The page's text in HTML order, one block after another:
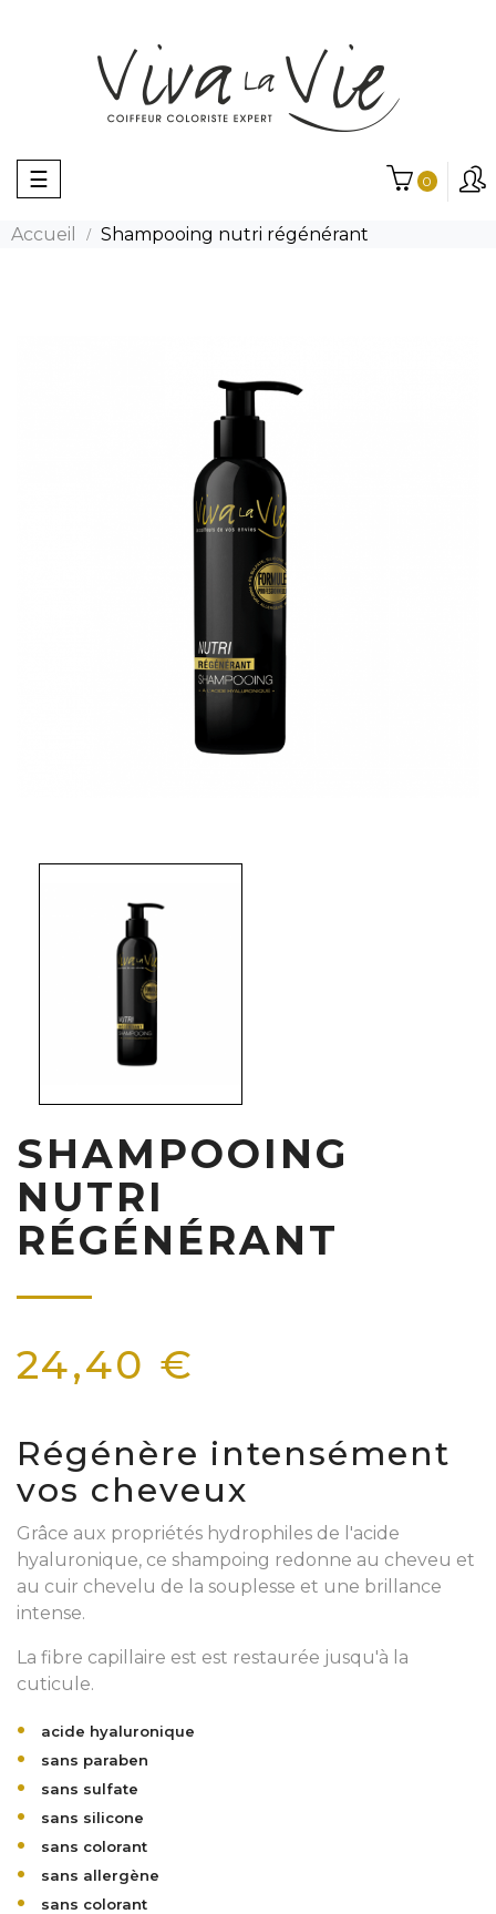
0
Basculer
la
navigation
☰
Accueil Shampooing nutri régénérant
SHAMPOOING
NUTRI
RÉGÉNÉRANT
24,40 €
Régénère intensément
vos cheveux
Grâce aux propriétés hydrophiles de l'acide
hyaluronique, ce shampoing redonne au cheveu et
au cuir chevelu de la souplesse et une brillance
intense.
La fibre capillaire est est restaurée jusqu'à la
cuticule.
acide hyaluronique
sans paraben
sans sulfate
sans silicone
sans colorant
sans allergène
sans colorant